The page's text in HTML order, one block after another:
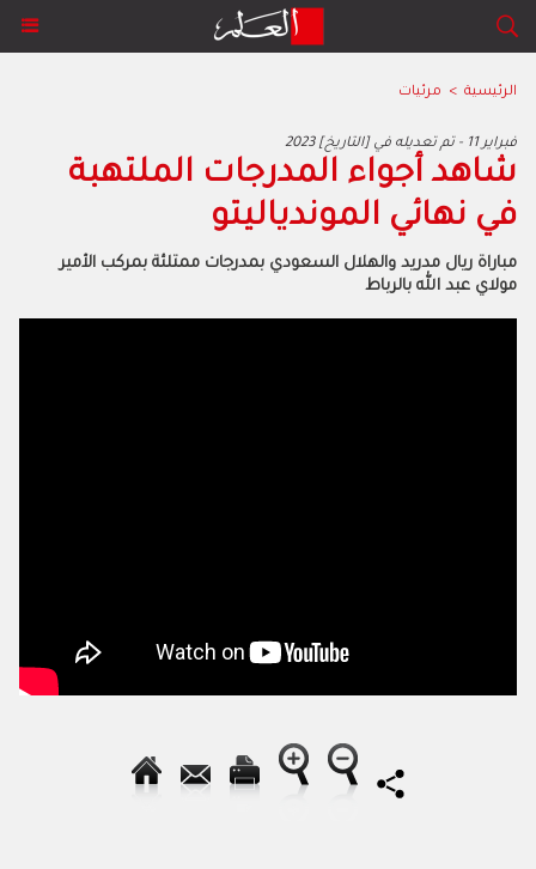
الرئيسية > مرئيات
2023 فبراير 11 - تم تعديله في [التاريخ]
شاهد أجواء المدرجات الملتهبة
في نهائي الموندياليتو
مباراة ريال مدريد والهلال السعودي بمدرجات ممتلئة بمركب الأمير
مولاي عبد الله بالرباط